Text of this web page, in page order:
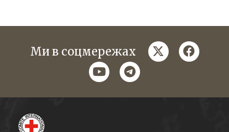
Ми в соцмережах twitter
youtubetelegram